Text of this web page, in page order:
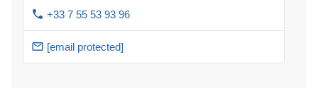
+33 7 55 53 93 96
[email protected]